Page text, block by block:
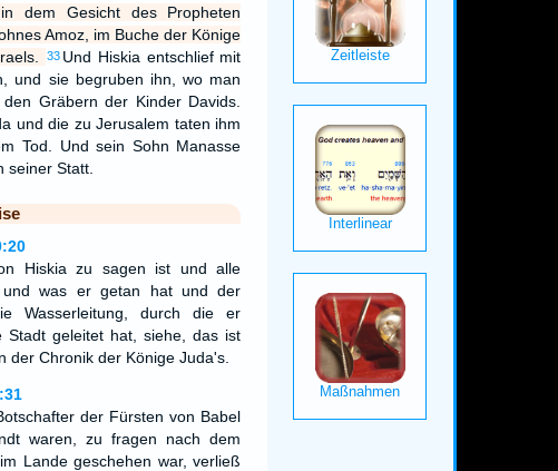
dem Gesicht des Propheten
Amoz, im Buche der Könige
33 Und Hiskia entschlief mit
und sie begruben ihn, wo man
Gräbern der Kinder Davids.
und die zu Jerusalem taten ihm
Tod. Und sein Sohn Manasse
seiner Statt.
Hiskia zu sagen ist und alle
und was er getan hat und der
Wasserleitung, durch die er
Stadt geleitet hat, siehe, das ist
der Chronik der Könige Juda's.
der Fürsten von Babel
waren, zu fragen nach dem
Lande geschehen war, verließ